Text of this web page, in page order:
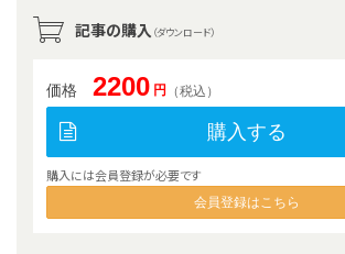
記事の購入 （ダウンロード）
価格 2200 円 （税込）
購入する
購入には会員登録が必要です
会員登録はこちら